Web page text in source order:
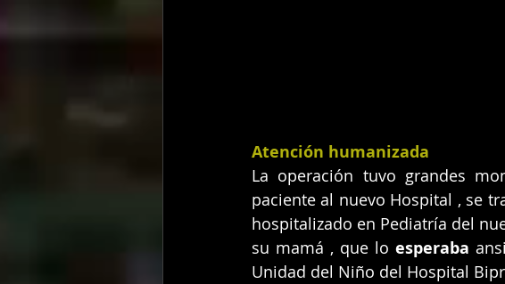
Atención humanizada
La operación tuvo grandes
paciente al nuevo Hospital , se
hospitalizado en Pediatría del
su mamá , que lo esperaba
Unidad del Niño del Hospital